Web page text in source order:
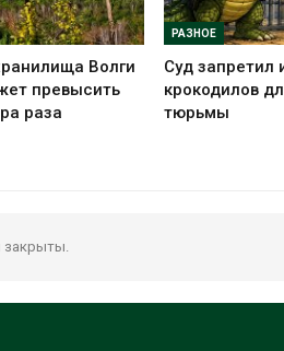
Волги
превысить
раза
РАЗНОЕ
Суд запретил
крокодилов
тюрьмы
закрыты.